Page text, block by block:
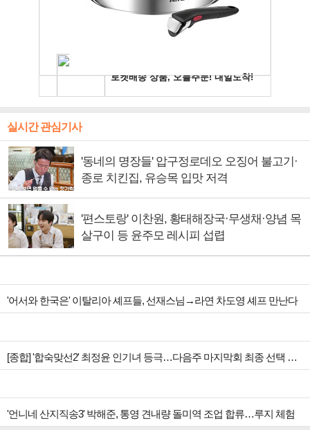
실시간 관심기사
'동네의 명장들' 압구정로데오 오징어 불고기·
종로 치킨집, 유승목 입맛 저격
'편스토랑' 이찬원, 황태해장국·무생채·양념 목
살구이 등 윤주모 레시피 섭렵
'어서와 한국은' 이탈리아 셰프들, 선재스님→라연 차도영 셰프 만난다
[종합] '합숙맞선2' 최정윤 인기녀 등극…다음주 마지막회 최종 선택 예고
'언니네 산지직송3' 박해준, 통영 견내량 돌미역 조업 합류…루지 체험